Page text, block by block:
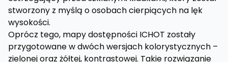
stworzony z myślą o osobach cierpiących na lęk
wysokości.
Oprócz tego, mapy dostępności ICHOT zostały
przygotowane w dwóch wersjach kolorystycznych –
zielonej oraz żółtej, kontrastowej. Takie rozwiązanie